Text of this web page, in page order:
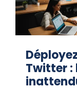
Twitter :